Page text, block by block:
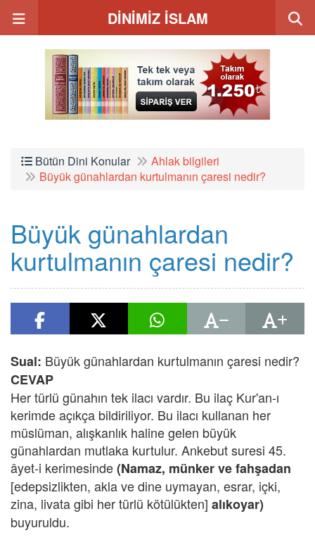
DİNİMİZ İSLAM
Bütün Dini Konular
Ahlak bilgileri
Büyük günahlardan kurtulmanın çaresi nedir?
Büyük günahlardan
kurtulmanın çaresi nedir?
Sual: Büyük günahlardan kurtulmanın çaresi nedir?
CEVAP
Her türlü günahın tek ilacı vardır. Bu ilaç Kur'an-ı
kerimde açıkça bildiriliyor. Bu ilacı kullanan her
müslüman, alışkanlık haline gelen büyük
günahlardan mutlaka kurtulur. Ankebut suresi 45.
âyet-i kerimesinde(Namaz, münker ve fahşadan
[edepsizlikten, akla ve dine uymayan, esrar, içki,
zina, livata gibi her türlü kötülükten] alıkoyar)
buyuruldu.